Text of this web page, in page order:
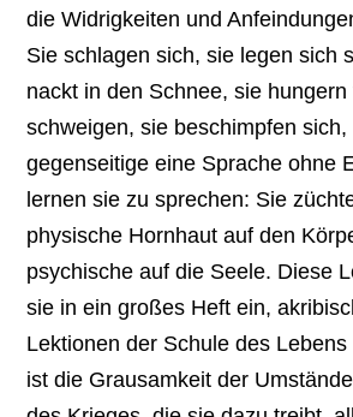
die Widrigkeiten und
Sie schlagen sich, sie legen sich
nackt in den Schnee, sie
schweigen, sie beschimpfen sich,
gegenseitige eine Sprache ohne
lernen sie zu sprechen: Sie
physische Hornhaut auf den
psychische auf die Seele. Diese
sie in ein großes Heft ein,
Lektionen der Schule des
ist die Grausamkeit der